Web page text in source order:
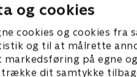
og cookies
cookies og cookies fra
og til at målrette
på egne
dit samtykke